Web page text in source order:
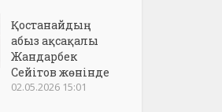
Қостанайдың
абыз ақсақалы
Жандарбек
Сейітов жөнінде
02.05.2026 15:01